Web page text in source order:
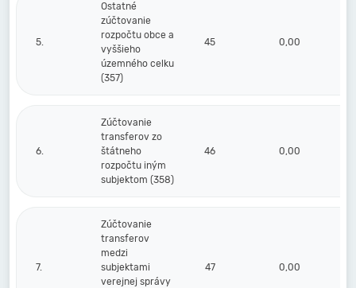
5.
Ostatné
zúčtovanie
rozpočtu obce a
vyššieho
územného celku
(357)
45 0,00
6.
Zúčtovanie
transferov zo
štátneho
rozpočtu iným
subjektom (358)
46 0,00
7.
Zúčtovanie
transferov
medzi
subjektami
verejnej správy
47 0,00